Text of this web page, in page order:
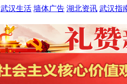
武汉生活 墙体广告 湖北资讯 武汉指